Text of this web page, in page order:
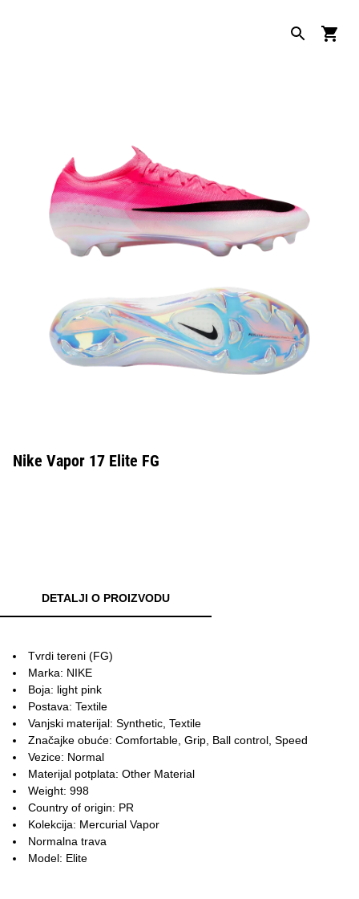
Nike Vapor 17 Elite FG
DETALJI O PROIZVODU
Tvrdi tereni (FG)
Marka: NIKE
Boja: light pink
Postava: Textile
Vanjski materijal: Synthetic, Textile
Značajke obuće: Comfortable, Grip, Ball control, Speed
Vezice: Normal
Materijal potplata: Other Material
Weight: 998
Country of origin: PR
Kolekcija: Mercurial Vapor
Normalna trava
Model: Elite